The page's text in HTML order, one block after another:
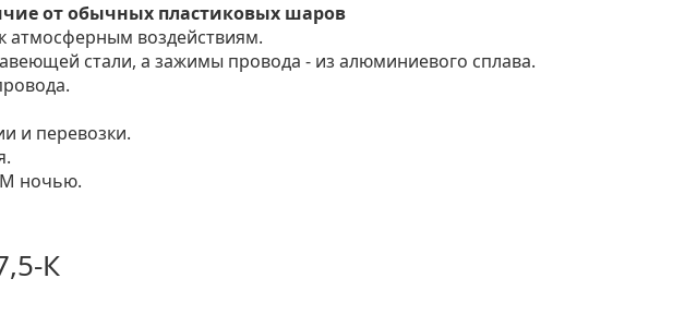
от обычных пластиковых шаров
атмосферным воздействиям.
стали, а зажимы провода - из алюминиевого сплава.
и перевозки.
ночью.
К